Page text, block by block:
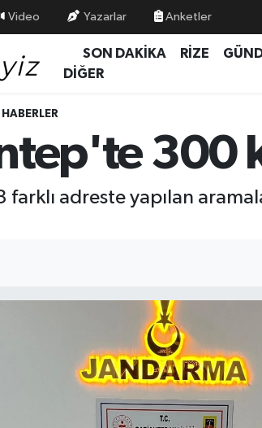
Video Yazarlar Anketler
SON DAKİKA RİZE
DİĞER
300
adreste yapılan